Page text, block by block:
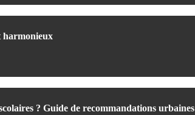
harmonieux
? Guide de recommandations urbaines